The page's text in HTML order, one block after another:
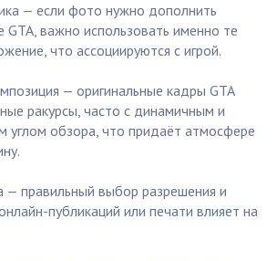
— если фото нужно дополнить
GTA, важно использовать именно те
что ассоциируются с игрой.
— оригинальные кадры GTA
ракурсы, часто с динамичным и
углом обзора, что придаёт атмосфере
правильный выбор разрешения и
публикаций или печати влияет на